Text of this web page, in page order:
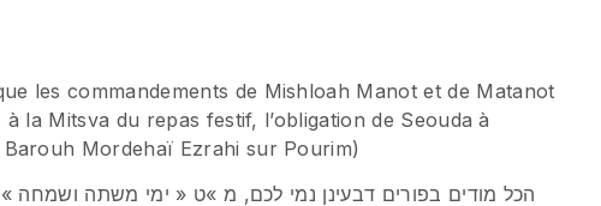
les commandements de Mishloah Manot et de Matanot
la Mitsva du repas festif, l’obligation de Seouda à
Mordehaï Ezrahi sur Pourim)